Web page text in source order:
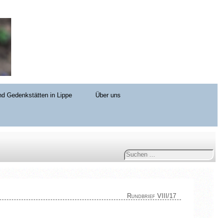
Gedenkstätten in Lippe Über uns
Suchen
...
Rundbrief VIII/17